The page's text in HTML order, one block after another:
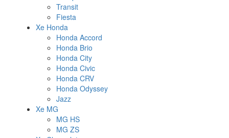
Transit
Fiesta
Xe Honda
Honda Accord
Honda Brio
Honda City
Honda Civic
Honda CRV
Honda Odyssey
Jazz
Xe MG
MG HS
MG ZS